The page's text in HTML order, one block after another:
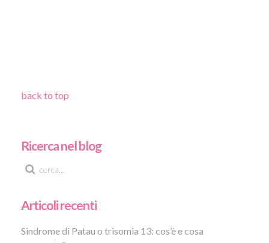
back to top
Ricerca nel blog
Articoli recenti
Sindrome di Patau o trisomia 13: cos’è e cosa